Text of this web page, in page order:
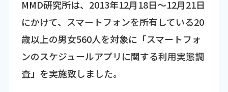
MMD研究所は、2013年12月18日～12月21日
にかけて、スマートフォンを所有している20
歳以上の男女560人を対象に「スマートフォ
ンのスケジュールアプリに関する利用実態調
査」を実施致しました。